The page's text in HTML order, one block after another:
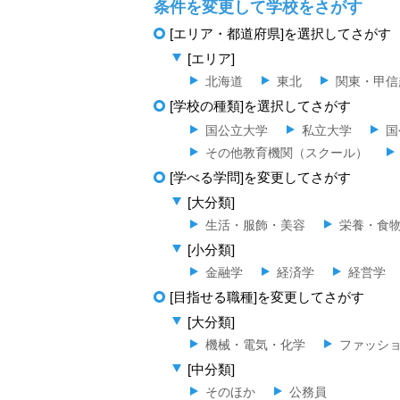
条件を変更して学校をさがす
[エリア・都道府県]を選択してさがす
[エリア]
北海道 東北 関東・甲
[学校の種類]を選択してさがす
国公立大学 私立大学
その他教育機関（スクール）
[学べる学問]を変更してさがす
[大分類]
生活・服飾・美容 栄養・食
[小分類]
金融学 経済学 経営学
[目指せる職種]を変更してさがす
[大分類]
機械・電気・化学 ファッシ
[中分類]
そのほか 公務員